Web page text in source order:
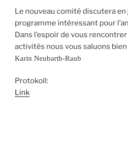
Le nouveau comité discutera en
programme intéressant pour
Dans l’espoir de vous rencontrer
activités nous vous saluons
Karin Neubarth-Raub
Protokoll:
Link